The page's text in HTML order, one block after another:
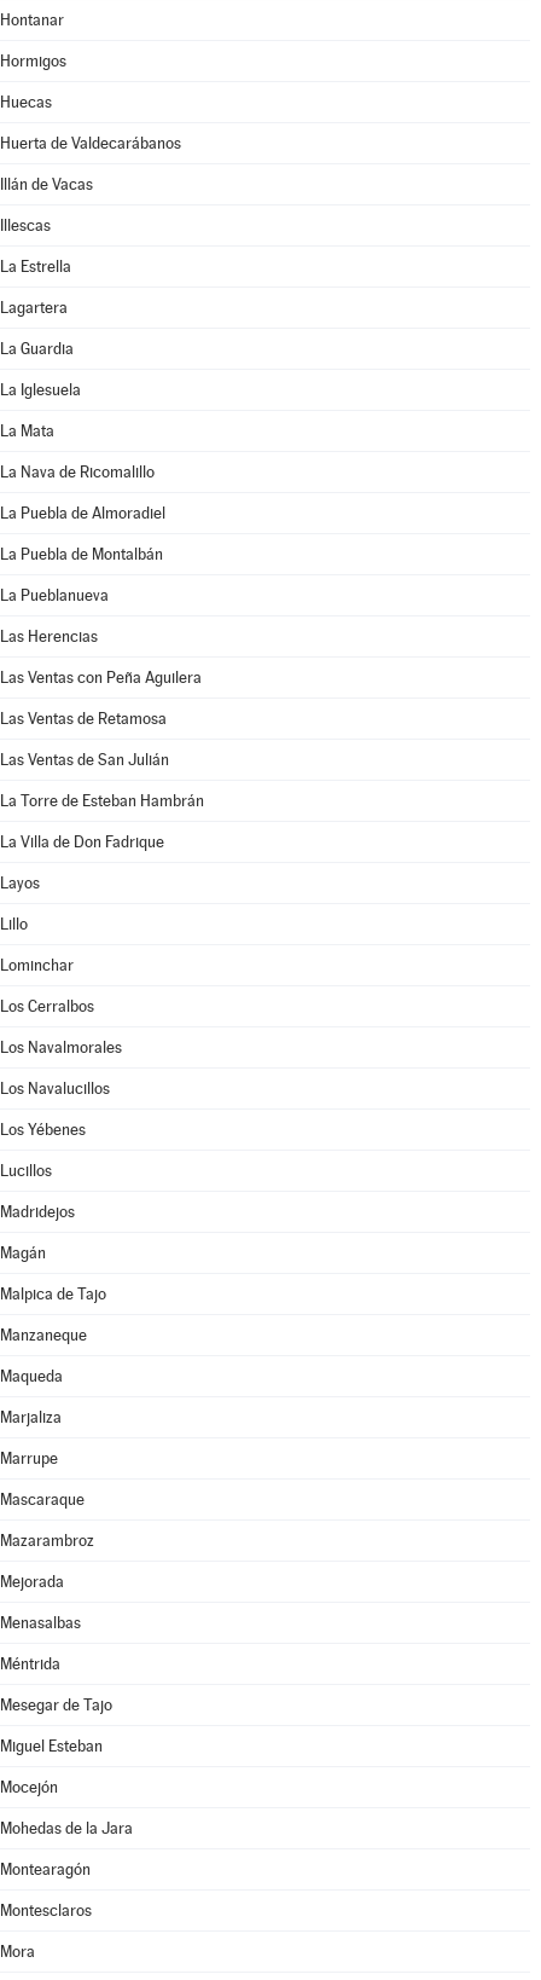
Hontanar
Hormigos
Huecas
Huerta de Valdecarábanos
Illán de Vacas
Illescas
La Estrella
Lagartera
La Guardia
La Iglesuela
La Mata
La Nava de Ricomalillo
La Puebla de Almoradiel
La Puebla de Montalbán
La Pueblanueva
Las Herencias
Las Ventas con Peña Aguilera
Las Ventas de Retamosa
Las Ventas de San Julián
La Torre de Esteban Hambrán
La Villa de Don Fadrique
Layos
Lillo
Lominchar
Los Cerralbos
Los Navalmorales
Los Navalucillos
Los Yébenes
Lucillos
Madridejos
Magán
Malpica de Tajo
Manzaneque
Maqueda
Marjaliza
Marrupe
Mascaraque
Mazarambroz
Mejorada
Menasalbas
Méntrida
Mesegar de Tajo
Miguel Esteban
Mocejón
Mohedas de la Jara
Montearagón
Montesclaros
Mora